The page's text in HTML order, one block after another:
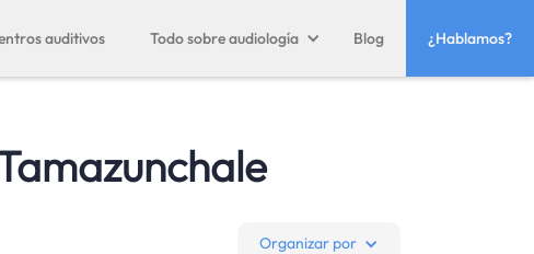
auditivos Todo sobre audiología Blog ¿Hablamos?
Organizar por